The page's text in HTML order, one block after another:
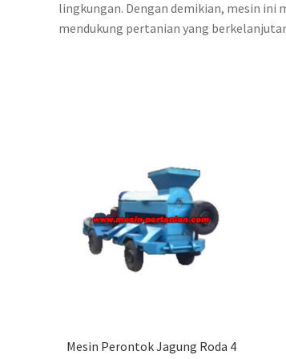
lingkungan. Dengan demikian, mesin ini
mendukung pertanian yang
Mesin Perontok Jagung Roda 4